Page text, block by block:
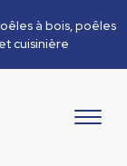
à bois, poêles
cuisinière